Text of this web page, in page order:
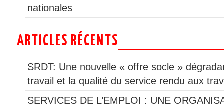
nationales
ARTICLES RÉCENTS
SRDT: Une nouvelle « offre socle »
travail et la qualité du service rendu aux
SERVICES DE L’EMPLOI : UNE